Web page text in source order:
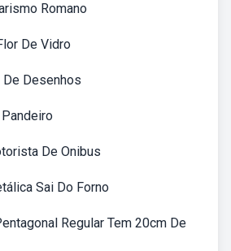
Romano
De Vidro
Desenhos
De Onibus
Sai Do Forno
Regular Tem 20cm De